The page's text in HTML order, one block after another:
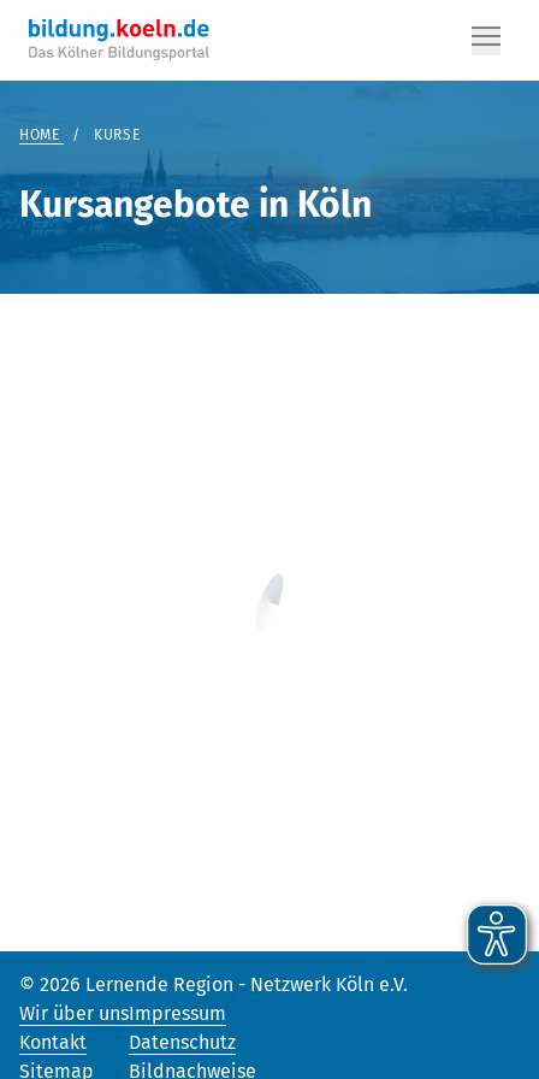
HOME / KURSE
Kursangebote in Köln
© 2026 Lernende Region - Netzwerk Köln e.V.
Wir über uns
Kontakt
Sitemap
Impressum
Datenschutz
Bildnachweise